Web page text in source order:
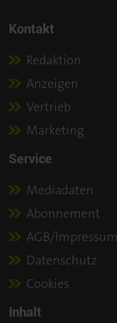
Kontakt
Redaktion
Anzeigen
Vertrieb
Marketing
Service
Mediadaten
Abonnement
AGB/Impressum
Datenschutz
Cookies
Inhalt